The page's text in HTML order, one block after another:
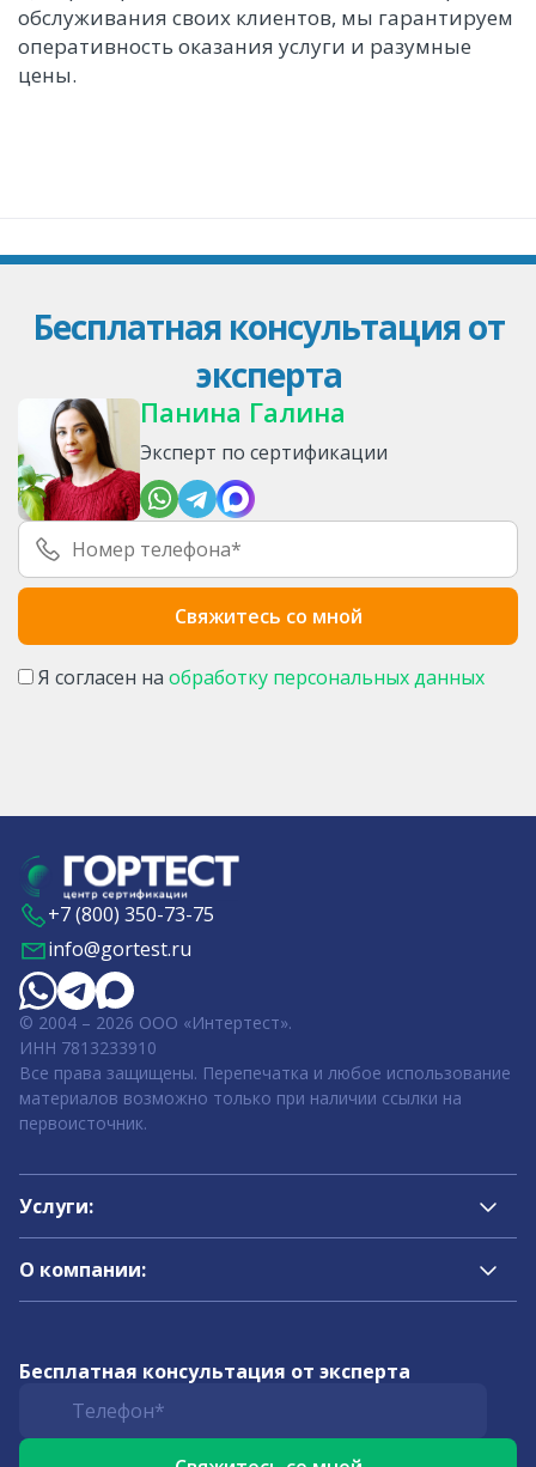
обслуживания своих клиентов, мы гарантируем
оперативность оказания услуги и разумные
цены.
Бесплатная консультация от
эксперта
Панина Галина
Эксперт по сертификации
Я согласен на обработку персональных данных
+7 (800) 350-73-75
info@gortest.ru
© 2004 – 2026 ООО «Интертест».
ИНН 7813233910
Все права защищены. Перепечатка и любое использование
материалов возможно только при наличии ссылки на
первоисточник.
Услуги:
О компании:
Бесплатная консультация от эксперта